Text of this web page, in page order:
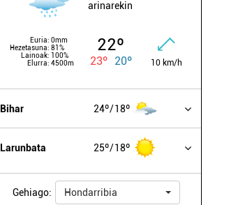
arinarekin
Euria: 0mm
Hezetasuna: 81%
Lainoak: 100%
Elurra: 4500m
22º
23º 20º 10 km/h
Bihar 24º 18º
Larunbata 25º 18º
Gehiago: Hondarribia